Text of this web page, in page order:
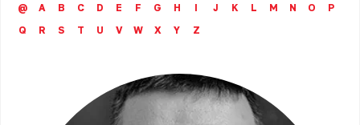
@
A B C D E F G H I J K L M N O
P
Q
R S T U V W X Y Z